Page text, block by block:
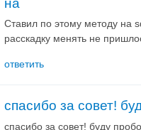
на
Ставил по этому методу на
расскадку менять не
ответить
спасибо за совет!
спасибо за совет! буду